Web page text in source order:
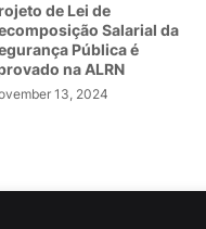
de Lei de
Salarial da
Pública é
na ALRN
13, 2024